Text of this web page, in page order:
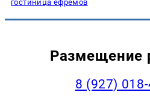
гостиница ефремов
Размещение
8 (927)